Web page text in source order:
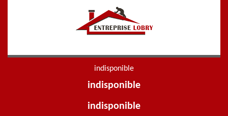
indisponible
indisponible
indisponible